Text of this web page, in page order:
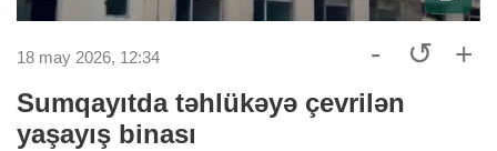
18 may 2026, 12:34 - ↺ +
Sumqayıtda təhlükəyə çevrilən
yaşayış binası